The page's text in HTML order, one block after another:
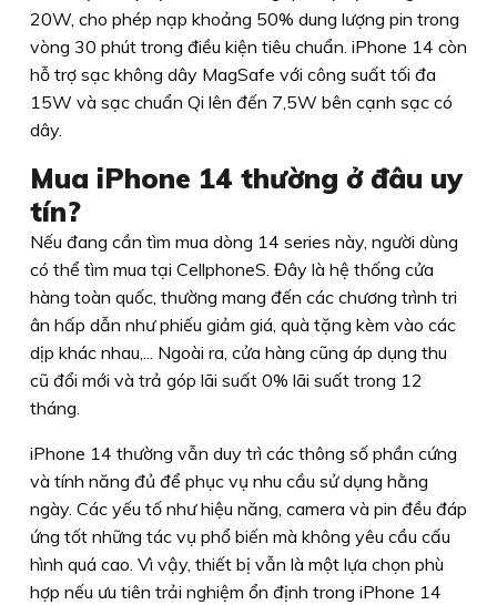
20W, cho phép nạp khoảng 50% dung lượng pin trong
vòng 30 phút trong điều kiện tiêu chuẩn. iPhone 14 còn
hỗ trợ sạc không dây MagSafe với công suất tối đa
15W và sạc chuẩn Qi lên đến 7,5W bên cạnh sạc có
dây.
Mua iPhone 14 thường ở đâu uy
tín?
Nếu đang cần tìm mua dòng 14 series này, người dùng
có thể tìm mua tại CellphoneS. Đây là hệ thống cửa
hàng toàn quốc, thường mang đến các chương trình tri
ân hấp dẫn như phiếu giảm giá, quà tặng kèm vào các
dịp khác nhau,... Ngoài ra, cửa hàng cũng áp dụng thu
cũ đổi mới và trả góp lãi suất 0% lãi suất trong 12
tháng.
iPhone 14 thường vẫn duy trì các thông số phần cứng
và tính năng đủ để phục vụ nhu cầu sử dụng hằng
ngày. Các yếu tố như hiệu năng, camera và pin đều đáp
ứng tốt những tác vụ phổ biến mà không yêu cầu cấu
hình quá cao. Vì vậy, thiết bị vẫn là một lựa chọn phù
hợp nếu ưu tiên trải nghiệm ổn định trong iPhone 14